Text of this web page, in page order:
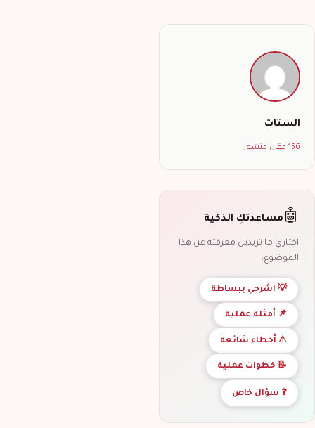
الستات
156 مقال منشور
🤖 مساعدتكِ الذكية
اختاري ما تريدين معرفته عن هذا
الموضوع:
💡 اشرحي ببساطة
📌 أمثلة عملية
⚠ أخطاء شائعة
📝 خطوات عملية
❓ سؤال خاص